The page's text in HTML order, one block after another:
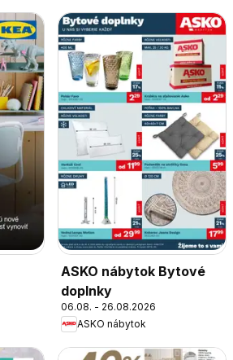
ASKO nábytok Bytové
doplnky
06.08. - 26.08.2026
ASKO nábytok